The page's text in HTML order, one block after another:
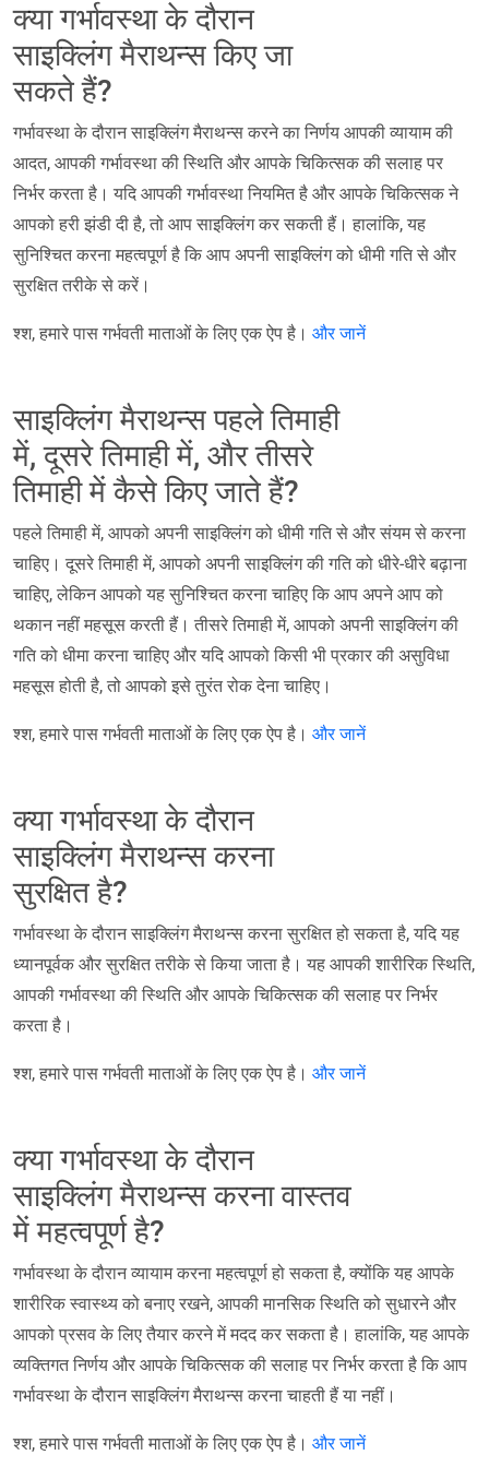
क्या गर्भावस्था के दौरान
साइक्लिंग मैराथन्स किए जा
सकते हैं?
गर्भावस्था के दौरान साइक्लिंग मैराथन्स करने का निर्णय आपकी व्यायाम की
आदत, आपकी गर्भावस्था की स्थिति और आपके चिकित्सक की सलाह पर
निर्भर करता है। यदि आपकी गर्भावस्था नियमित है और आपके चिकित्सक ने
आपको हरी झंडी दी है, तो आप साइक्लिंग कर सकती हैं। हालांकि, यह
सुनिश्चित करना महत्वपूर्ण है कि आप अपनी साइक्लिंग को धीमी गति से और
सुरक्षित तरीके से करें।
श्श, हमारे पास गर्भवती माताओं के लिए एक ऐप है। और जानें
साइक्लिंग मैराथन्स पहले तिमाही
में, दूसरे तिमाही में, और तीसरे
तिमाही में कैसे किए जाते हैं?
पहले तिमाही में, आपको अपनी साइक्लिंग को धीमी गति से और संयम से करना
चाहिए। दूसरे तिमाही में, आपको अपनी साइक्लिंग की गति को धीरे-धीरे बढ़ाना
चाहिए, लेकिन आपको यह सुनिश्चित करना चाहिए कि आप अपने आप को
थकान नहीं महसूस करती हैं। तीसरे तिमाही में, आपको अपनी साइक्लिंग की
गति को धीमा करना चाहिए और यदि आपको किसी भी प्रकार की असुविधा
महसूस होती है, तो आपको इसे तुरंत रोक देना चाहिए।
श्श, हमारे पास गर्भवती माताओं के लिए एक ऐप है। और जानें
क्या गर्भावस्था के दौरान
साइक्लिंग मैराथन्स करना
सुरक्षित है?
गर्भावस्था के दौरान साइक्लिंग मैराथन्स करना सुरक्षित हो सकता है, यदि यह
ध्यानपूर्वक और सुरक्षित तरीके से किया जाता है। यह आपकी शारीरिक स्थिति,
आपकी गर्भावस्था की स्थिति और आपके चिकित्सक की सलाह पर निर्भर
करता है।
श्श, हमारे पास गर्भवती माताओं के लिए एक ऐप है। और जानें
क्या गर्भावस्था के दौरान
साइक्लिंग मैराथन्स करना वास्तव
में महत्वपूर्ण है?
गर्भावस्था के दौरान व्यायाम करना महत्वपूर्ण हो सकता है, क्योंकि यह आपके
शारीरिक स्वास्थ्य को बनाए रखने, आपकी मानसिक स्थिति को सुधारने और
आपको प्रसव के लिए तैयार करने में मदद कर सकता है। हालांकि, यह आपके
व्यक्तिगत निर्णय और आपके चिकित्सक की सलाह पर निर्भर करता है कि आप
गर्भावस्था के दौरान साइक्लिंग मैराथन्स करना चाहती हैं या नहीं।
श्श, हमारे पास गर्भवती माताओं के लिए एक ऐप है। और जानें